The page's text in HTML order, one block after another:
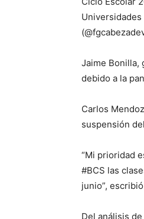
Universidades
Jaime Bonilla,
debido a la
Carlos
suspensión
“Mi prioridad
#BCS las
junio”,
Del análisis